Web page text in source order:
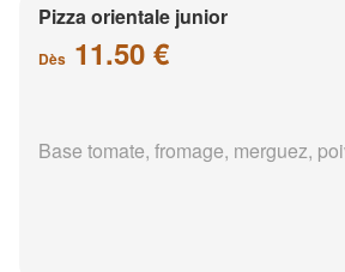
Pizza orientale junior
Dès 11.50 €
Base tomate, fromage, merguez,